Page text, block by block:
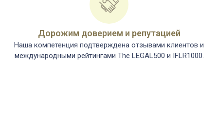
Дорожим доверием и репутацией
Наша компетенция подтверждена отзывами клиентов и
международными рейтингами The LEGAL500 и IFLR1000.​